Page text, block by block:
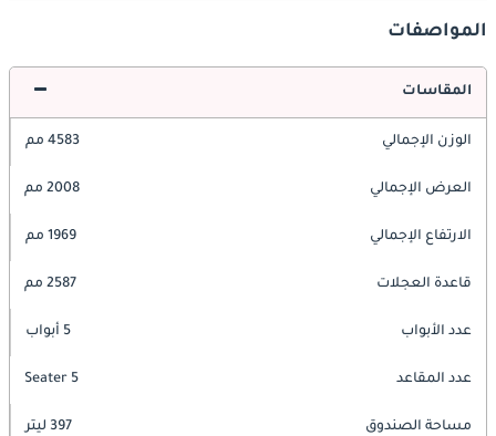
المواصفات
المقاسات
الوزن الإجمالي 4583 مم
العرض الإجمالي 2008 مم
الارتفاع الإجمالي 1969 مم
قاعدة العجلات 2587 مم
عدد الأبواب 5 أبواب
عدد المقاعد 5 Seater
مساحة الصندوق 397 ليتر